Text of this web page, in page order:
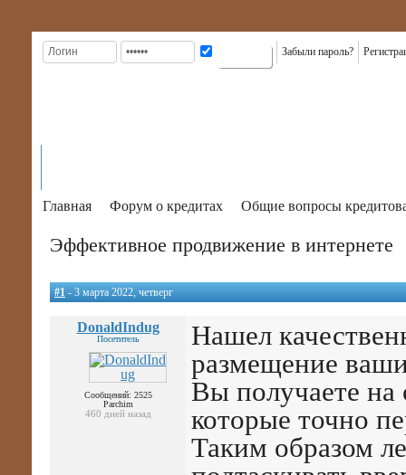
Забыли пароль?
Главная Форум о кредитах Общие вопросы
Эффективное продвижение в интернете
#1 - 3 марта 2022, четверг
DonaldIndug
Посетитель
Сообщений: 2525
Parchim
460 дней назад
Нашел
размещение
Вы получаете на
которые точно
Таким образом